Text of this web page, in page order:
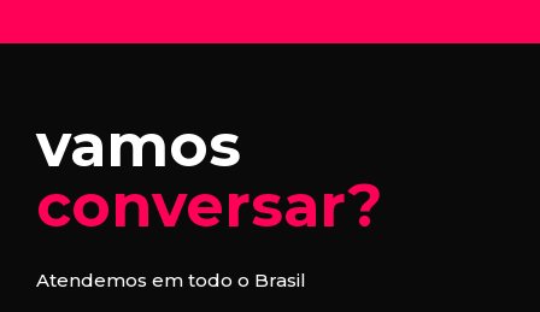
vamos
conversar?
Atendemos em todo o Brasil